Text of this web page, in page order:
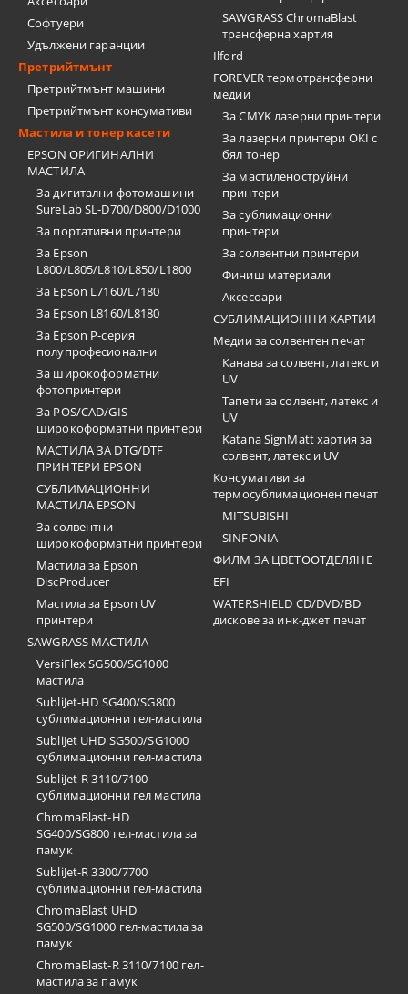
Софтуери
Удължени гаранции
Претрийтмънт
Претрийтмънт машини
Претрийтмънт консумативи
Мастила и тонер касети
EPSON ОРИГИНАЛНИ
МАСТИЛА
За дигитални фотомашини
SureLab SL-D700/D800/D1000
За портативни принтери
За Epson
L800/L805/L810/L850/L1800
За Epson L7160/L7180
За Epson L8160/L8180
За Epson P-серия
полупрофесионални
За широкоформатни
фотопринтери
За POS/CAD/GIS
широкоформатни принтери
МАСТИЛА ЗА DTG/DTF
ПРИНТЕРИ EPSON
СУБЛИМАЦИОННИ
МАСТИЛА EPSON
За солвентни
широкоформатни принтери
Мастила за Epson
DiscProducer
Мастила за Epson UV
принтери
SAWGRASS МАСТИЛА
VersiFlex SG500/SG1000
мастила
SubliJet-HD SG400/SG800
сублимационни гел-мастила
SubliJet UHD SG500/SG1000
сублимационни гел-мастила
SubliJet-R 3110/7100
сублимационни гел мастила
ChromaBlast-HD
SG400/SG800 гел-мастила за
памук
SubliJet-R 3300/7700
сублимационни гел-мастила
ChromaBlast UHD
SG500/SG1000 гел-мастила за
памук
ChromaBlast-R 3110/7100 гел-
мастила за памук
SAWGRASS ChromaBlast
трансферна хартия
Ilford
FOREVER термотрансферни
медии
За CMYK лазерни принтери
За лазерни принтери OKI с
бял тонер
За мастиленоструйни
принтери
За сублимационни
принтери
За солвентни принтери
Финиш материали
Аксесоари
СУБЛИМАЦИОННИ ХАРТИИ
Медии за солвентен печат
Канава за солвент, латекс и
UV
Тапети за солвент, латекс и
UV
Katana SignMatt хартия за
солвент, латекс и UV
Консумативи за
термосублимационен печат
MITSUBISHI
SINFONIA
ФИЛМ ЗА ЦВЕТООТДЕЛЯНЕ
EFI
WATERSHIELD CD/DVD/BD
дискове за инк-джет печат